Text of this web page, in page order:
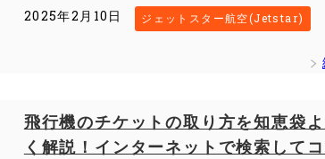
2025年2月10日
ジェットスター航空(Jetstar)
飛行機のチケットの取り方を知恵袋
く解説！インターネットで検索して